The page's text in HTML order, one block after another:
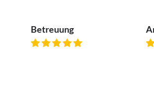
Betreuung